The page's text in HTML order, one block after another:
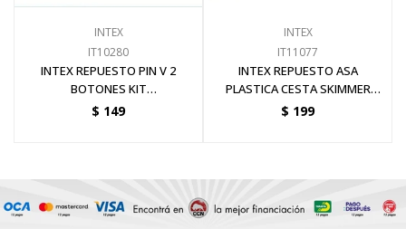
INTEX
IT10280
INTEX REPUESTO PIN V 2
BOTONES KIT
MANTENIMIENTO 28002
$ 149
INTEX
IT11077
INTEX REPUESTO ASA
PLASTICA CESTA SKIMMER
28000
$ 199